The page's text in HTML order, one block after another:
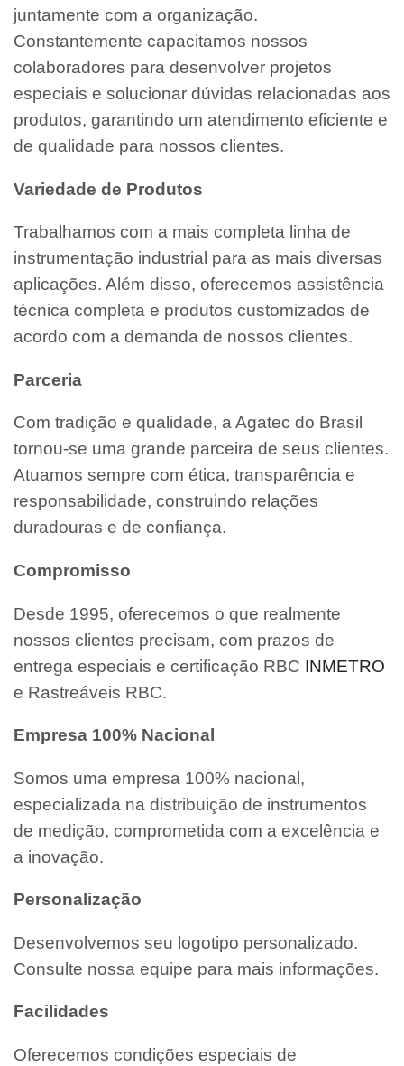
juntamente com a organização.
Constantemente capacitamos nossos
colaboradores para desenvolver projetos
especiais e solucionar dúvidas relacionadas aos
produtos, garantindo um atendimento eficiente e
de qualidade para nossos clientes.
Variedade de Produtos
Trabalhamos com a mais completa linha de
instrumentação industrial para as mais diversas
aplicações. Além disso, oferecemos assistência
técnica completa e produtos customizados de
acordo com a demanda de nossos clientes.
Parceria
Com tradição e qualidade, a Agatec do Brasil
tornou-se uma grande parceira de seus clientes.
Atuamos sempre com ética, transparência e
responsabilidade, construindo relações
duradouras e de confiança.
Compromisso
Desde 1995, oferecemos o que realmente
nossos clientes precisam, com prazos de
entrega especiais e certificação RBC INMETRO
e Rastreáveis RBC.
Empresa 100% Nacional
Somos uma empresa 100% nacional,
especializada na distribuição de instrumentos
de medição, comprometida com a excelência e
a inovação.
Personalização
Desenvolvemos seu logotipo personalizado.
Consulte nossa equipe para mais informações.
Facilidades
Oferecemos condições especiais de